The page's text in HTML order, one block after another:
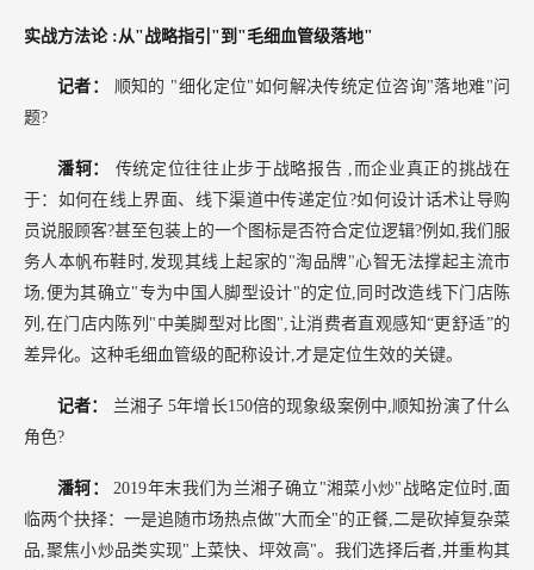
实战方法论 :从"战略指引"到"毛细血管级落地"
记者： 顺知的 "细化定位"如何解决传统定位咨询"落地难"问
题?
潘轲： 传统定位往往止步于战略报告 ,而企业真正的挑战在
于：如何在线上界面、线下渠道中传递定位?如何设计话术让导购
员说服顾客?甚至包装上的一个图标是否符合定位逻辑?例如,我们服
务人本帆布鞋时,发现其线上起家的"淘品牌"心智无法撑起主流市
场,便为其确立"专为中国人脚型设计"的定位,同时改造线下门店陈
列,在门店内陈列"中美脚型对比图",让消费者直观感知“更舒适”的
差异化。这种毛细血管级的配称设计,才是定位生效的关键。
记者： 兰湘子5年增长150倍的现象级案例中,顺知扮演了什么
角色?
潘轲： 2019年末我们为兰湘子确立"湘菜小炒"战略定位时,面
临两个抉择：一是追随市场热点做"大而全"的正餐,二是砍掉复杂菜
品,聚焦小炒品类实现"上菜快、坪效高"。我们选择后者,并重构其